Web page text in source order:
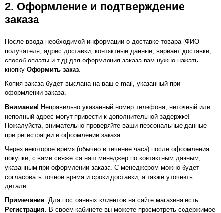
2. Оформление и подтверждение
заказа
После ввода необходимой информации о доставке товара (ФИО
получателя, адрес доставки, контактные данные, вариант доставки,
способ оплаты и т.д) для оформления заказа вам нужно нажать
кнопку Оформить заказ.
Копия заказа будет выслана на ваш e-mail, указанный при
оформлении заказа.
Внимание! Неправильно указанный номер телефона, неточный или
неполный адрес могут привести к дополнительной задержке!
Пожалуйста, внимательно проверяйте ваши персональные данные
при регистрации и оформлении заказа.
Через некоторое время (обычно в течение часа) после оформления
покупки, с вами свяжется наш менеджер по контактным данным,
указанным при оформлении заказа. С менеджером можно будет
согласовать точное время и сроки доставки, а также уточнить
детали.
Примечание: Для постоянных клиентов на сайте магазина есть
Регистрация . В своем кабинете вы можете просмотреть содержимое